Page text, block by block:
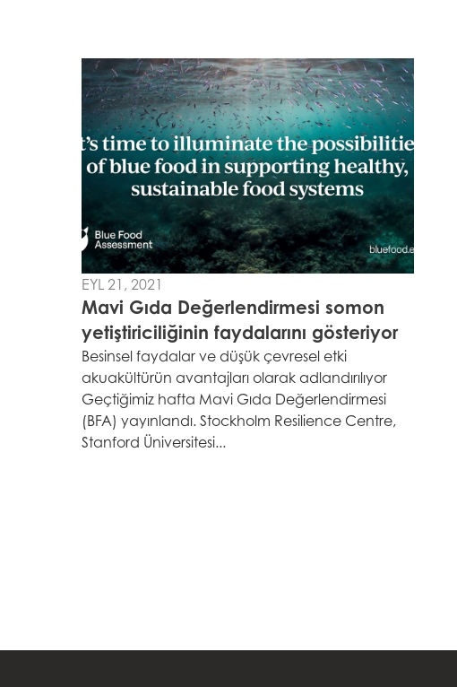
Europe
Mowi Belgium (FR)
Mowi Belgium (NL)
Mowi Czechia (CZ)
Mowi Czechia (EN)
Mowi Faroe Islands
Americas
Mowi Canada East
Mowi Canada West
EYL 21, 2021
Mavi Gıda Değerlendirmesi somon
yetiştiriciliğinin faydalarını gösteriyor
Besinsel faydalar ve düşük çevresel etki
akuakültürün avantajları olarak adlandırılıyor
Geçtiğimiz hafta Mavi Gıda Değerlendirmesi
(BFA) yayınlandı. Stockholm Resilience Centre,
Stanford Üniversitesi...